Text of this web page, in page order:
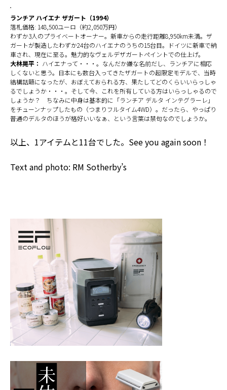
ランチア ハイエナ ザガート（1994）
落札価格: 148,500ユーロ（約2,050万円）
わずか3人のプライベートオーナー。新車からの走行距離8,950km未満。ザ
ガートが製造したわずか24台のハイエナのうちの15台目。ドイツに新車で納
車され、現在に至る。魅力的なヴェルデザガートペイントでの仕上げ。
大林晃平： ハイエナって・・・。なんだか嫌な名前だし、ランチアに相応
しくないと思う。日本にも数台入ってきたザガートの超限定モデルで、当時
結構話題になったが、おぼえておられる方、果たしてどのくらいいらっしゃ
るでしょうか・・・。そして今、これを所有している方はいらっしゃるので
しょうか？ ちなみに中身は基本的に「ランチア デルタ インテグラーレ」
をチューンナップしたもの（つまりフルタイム4WD）。だったら、やっぱり
普通のデルタのほうが格好いいなぁ、という言葉は禁句なのでしょうか。
以上、1アイテムと11台でした。See you again soon！
Text and photo: RM Sotherby’s